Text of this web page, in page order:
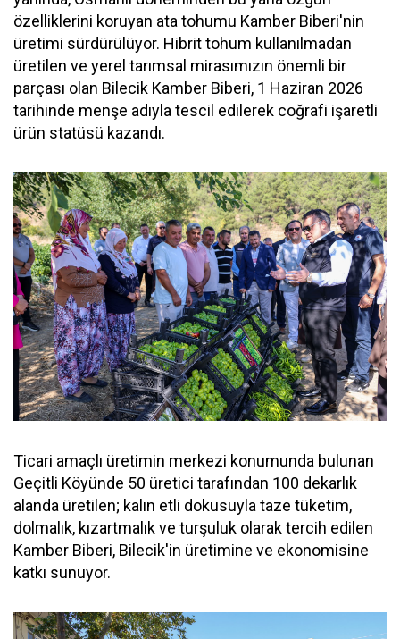
özelliklerini koruyan ata tohumu Kamber Biberi'nin
üretimi sürdürülüyor. Hibrit tohum kullanılmadan
üretilen ve yerel tarımsal mirasımızın önemli bir
parçası olan Bilecik Kamber Biberi, 1 Haziran 2026
tarihinde menşe adıyla tescil edilerek coğrafi işaretli
ürün statüsü kazandı.
Ticari amaçlı üretimin merkezi konumunda bulunan
Geçitli Köyünde 50 üretici tarafından 100 dekarlık
alanda üretilen; kalın etli dokusuyla taze tüketim,
dolmalık, kızartmalık ve turşuluk olarak tercih edilen
Kamber Biberi, Bilecik'in üretimine ve ekonomisine
katkı sunuyor.